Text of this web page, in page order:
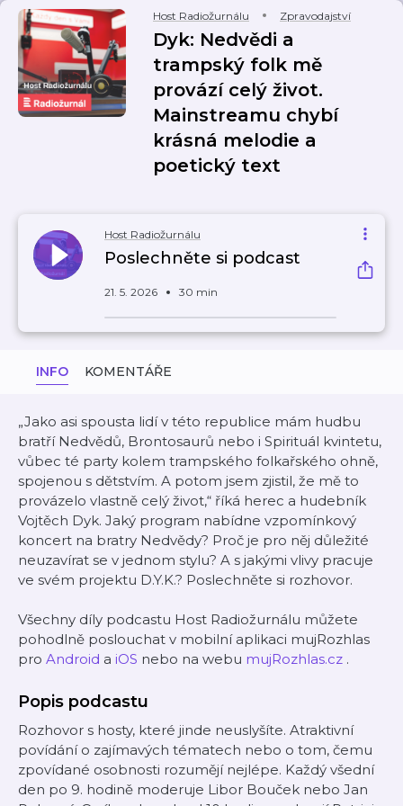
Host Radiožurnálu Zpravodajství
Dyk: Nedvědi a
trampský folk mě
provází celý život.
Mainstreamu chybí
krásná melodie a
poetický text
Host Radiožurnálu
Poslechněte si podcast
21. 5. 2026 30 min
INFO KOMENTÁŘE
„Jako asi spousta lidí v této republice mám hudbu
bratří Nedvědů, Brontosaurů nebo i Spirituál kvintetu,
vůbec té party kolem trampského folkařského ohně,
spojenou s dětstvím. A potom jsem zjistil, že mě to
provázelo vlastně celý život,“ říká herec a hudebník
Vojtěch Dyk. Jaký program nabídne vzpomínkový
koncert na bratry Nedvědy? Proč je pro něj důležité
neuzavírat se v jednom stylu? A s jakými vlivy pracuje
ve svém projektu D.Y.K.? Poslechněte si rozhovor.
Všechny díly podcastu Host Radiožurnálu můžete
pohodlně poslouchat v mobilní aplikaci mujRozhlas
pro Android a iOS nebo na webu mujRozhlas.cz .
Popis podcastu
Rozhovor s hosty, které jinde neuslyšíte. Atraktivní
povídání o zajímavých tématech nebo o tom, čemu
zpovídané osobnosti rozumějí nejlépe. Každý všední
den po 9. hodině moderuje Libor Bouček nebo Jan